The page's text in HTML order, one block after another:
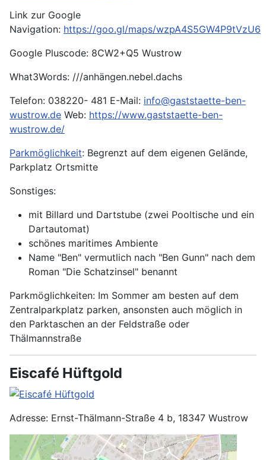
Link zur Google
Navigation: https://goo.gl/maps/wzpA4S5GW4P9tVzU6
Google Pluscode: 8CW2+Q5 Wustrow
What3Words: ///anhängen.nebel.dachs
Telefon: 038220- 481 E-Mail: info@gaststaette-ben-
wustrow.de Web: https://www.gaststaette-ben-
wustrow.de/
Parkmöglichkeit: Begrenzt auf dem eigenen Gelände,
Parkplatz Ortsmitte
Sonstiges:
mit Billard und Dartstube (zwei Pooltische und ein
Dartautomat)
schönes maritimes Ambiente
Name "Ben" vermutlich nach "Ben Gunn" nach dem
Roman "Die Schatzinsel" benannt
Parkmöglichkeiten: Im Sommer am besten auf dem
Zentralparkplatz parken, ansonsten auch möglich in
den Parktaschen an der Feldstraße oder
Thälmannstraße
Eiscafé Hüftgold
Adresse: Ernst-Thälmann-Straße 4 b, 18347 Wustrow